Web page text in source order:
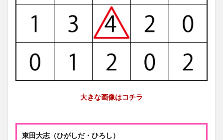
大きな画像はコチラ
東田大志（ひがしだ・ひろし）